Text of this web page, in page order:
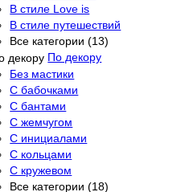
В стиле Love is
В стиле путешествий
Все категории (13)
По декору
Без мастики
С бабочками
С бантами
С жемчугом
С инициалами
С кольцами
С кружевом
Все категории (18)